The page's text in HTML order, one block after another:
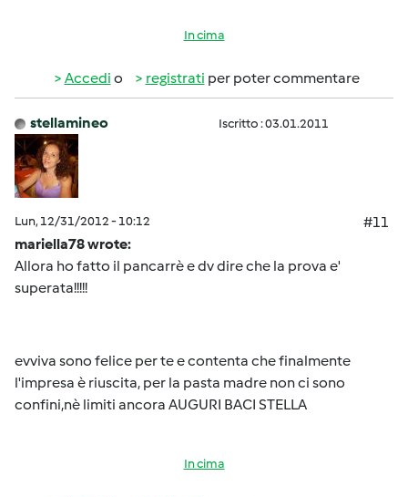
In cima
Accedi o registrati per poter commentare
stellamineo Iscritto : 03.01.2011
Lun, 12/31/2012 - 10:12
#11
mariella78 wrote:
Allora ho fatto il pancarrè e dv dire che la prova e'
superata!!!!!
evviva sono felice per te e contenta che finalmente
l'impresa è riuscita, per la pasta madre non ci sono
confini,nè limiti ancora AUGURI BACI STELLA
In cima